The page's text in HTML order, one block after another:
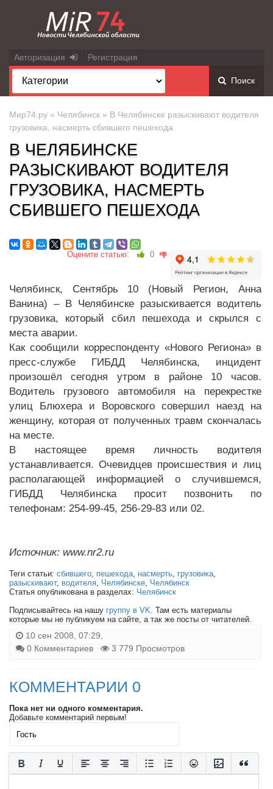
Авторизация Регистрация
Поиск
Мир74.ру » Челябинск » В Челябинске разыскивают водителя
грузовика, насмерть сбившего пешехода
В ЧЕЛЯБИНСКЕ
РАЗЫСКИВАЮТ ВОДИТЕЛЯ
ГРУЗОВИКА, НАСМЕРТЬ
СБИВШЕГО ПЕШЕХОДА
Оцените статью: 0
Челябинск, Сентябрь 10 (Новый Регион, Анна
Ванина) – В Челябинске разыскивается водитель
грузовика, который сбил пешехода и скрылся с
места аварии.
Как сообщили корреспонденту «Нового Региона» в
пресс-службе ГИБДД Челябинска, инцидент
произошёл сегодня утром в районе 10 часов.
Водитель грузового автомобиля на перекрестке
улиц Блюхера и Воровского совершил наезд на
женщину, которая от полученных травм скончалась
на месте.
В настоящее время личность водителя
устанавливается. Очевидцев происшествия и лиц
располагающей информацией о случившемся,
ГИБДД Челябинска просит позвонить по
телефонам: 254-99-45, 256-29-83 или 02.
Источник: www.nr2.ru
Теги статьи: сбившего, пешехода, насмерть, грузовика,
разыскивают, водителя, Челябинске, Челябинск
Статья опубликована в разделах: Челябинск
Подписывайтесь на нашу группу в VK. Там есть материалы
которые мы не публикуем на сайте, а так же посты от читателей.
10 сен 2008, 07:29,
0 Комментариев
3 779 Просмотров
КОММЕНТАРИИ 0
Пока нет ни одного комментария.
Добавьте комментарий первым!